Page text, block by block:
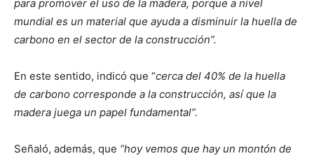
para promover el uso de la madera, porque a nivel
mundial es un material que ayuda a disminuir la huella de
carbono en el sector de la construcción”.
En este sentido, indicó que “cerca del 40% de la huella
de carbono corresponde a la construcción, así que la
madera juega un papel fundamental”.
Señaló, además, que “hoy vemos que hay un montón de